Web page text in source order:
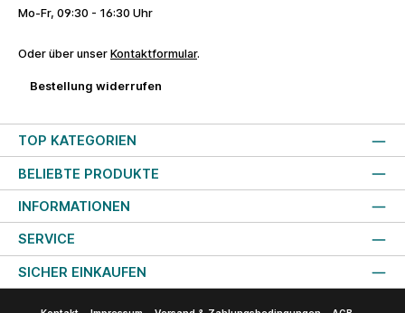
Mo-Fr, 09:30 - 16:30 Uhr
Oder über unser Kontaktformular.
Bestellung widerrufen
TOP KATEGORIEN
BELIEBTE PRODUKTE
INFORMATIONEN
SERVICE
SICHER EINKAUFEN